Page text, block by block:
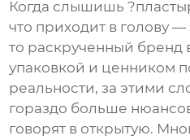
Когда слышишь
что приходит в голову
то раскрученный бренд
упаковкой и ценником
реальности, за этими
гораздо больше
говорят в открытую.